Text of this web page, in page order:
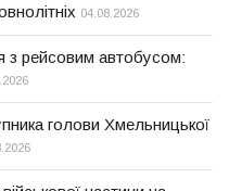
04.08.2026
з рейсовим автобусом:
голови Хмельницької